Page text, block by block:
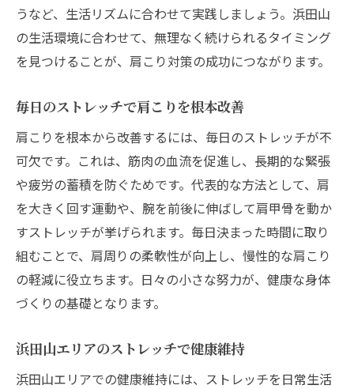
おすすめのストレッチで肩こりと向き合う
肩こり解消なら日常にストレッチ導入を
毎日の生活で実践するストレッチの提案
説
手軽にできる肩こり対策ストレッチ法
リラックス重視の日常ストレッチ活用術
ストレッチがもたらす肩こり解消の実感
日常習慣化しやすいストレッチの工夫
マッサージと組み合わせたい浜田山のストレッ
チ術
ストレッチとマッサージの効果的な組み合
肩こり解消に役立つストレッチ術を紹介
浜田山で試したいストレッチ＆マッサージ
うなど、生活リズムに合わせて実践しましょう。浜田山
の生活環境に合わせて、無理なく続けられるタイミング
を見つけることが、肩こり対策の成功につながります。
毎日のストレッチで肩こりを根本改善
肩こりを根本から改善するには、毎日のストレッチが不
可欠です。これは、筋肉の血流を促進し、長期的な緊張
や疲労の蓄積を防ぐためです。代表的な方法として、肩
を大きく回す運動や、腕を前後に伸ばして肩甲骨を動か
すストレッチが挙げられます。毎日決まった時間に取り
組むことで、肩周りの柔軟性が向上し、慢性的な肩こり
の軽減に役立ちます。日々の小さな努力が、健康な身体
づくりの基礎となります。
浜田山エリアのストレッチで健康維持
浜田山エリアでの健康維持には、ストレッチを日常生活